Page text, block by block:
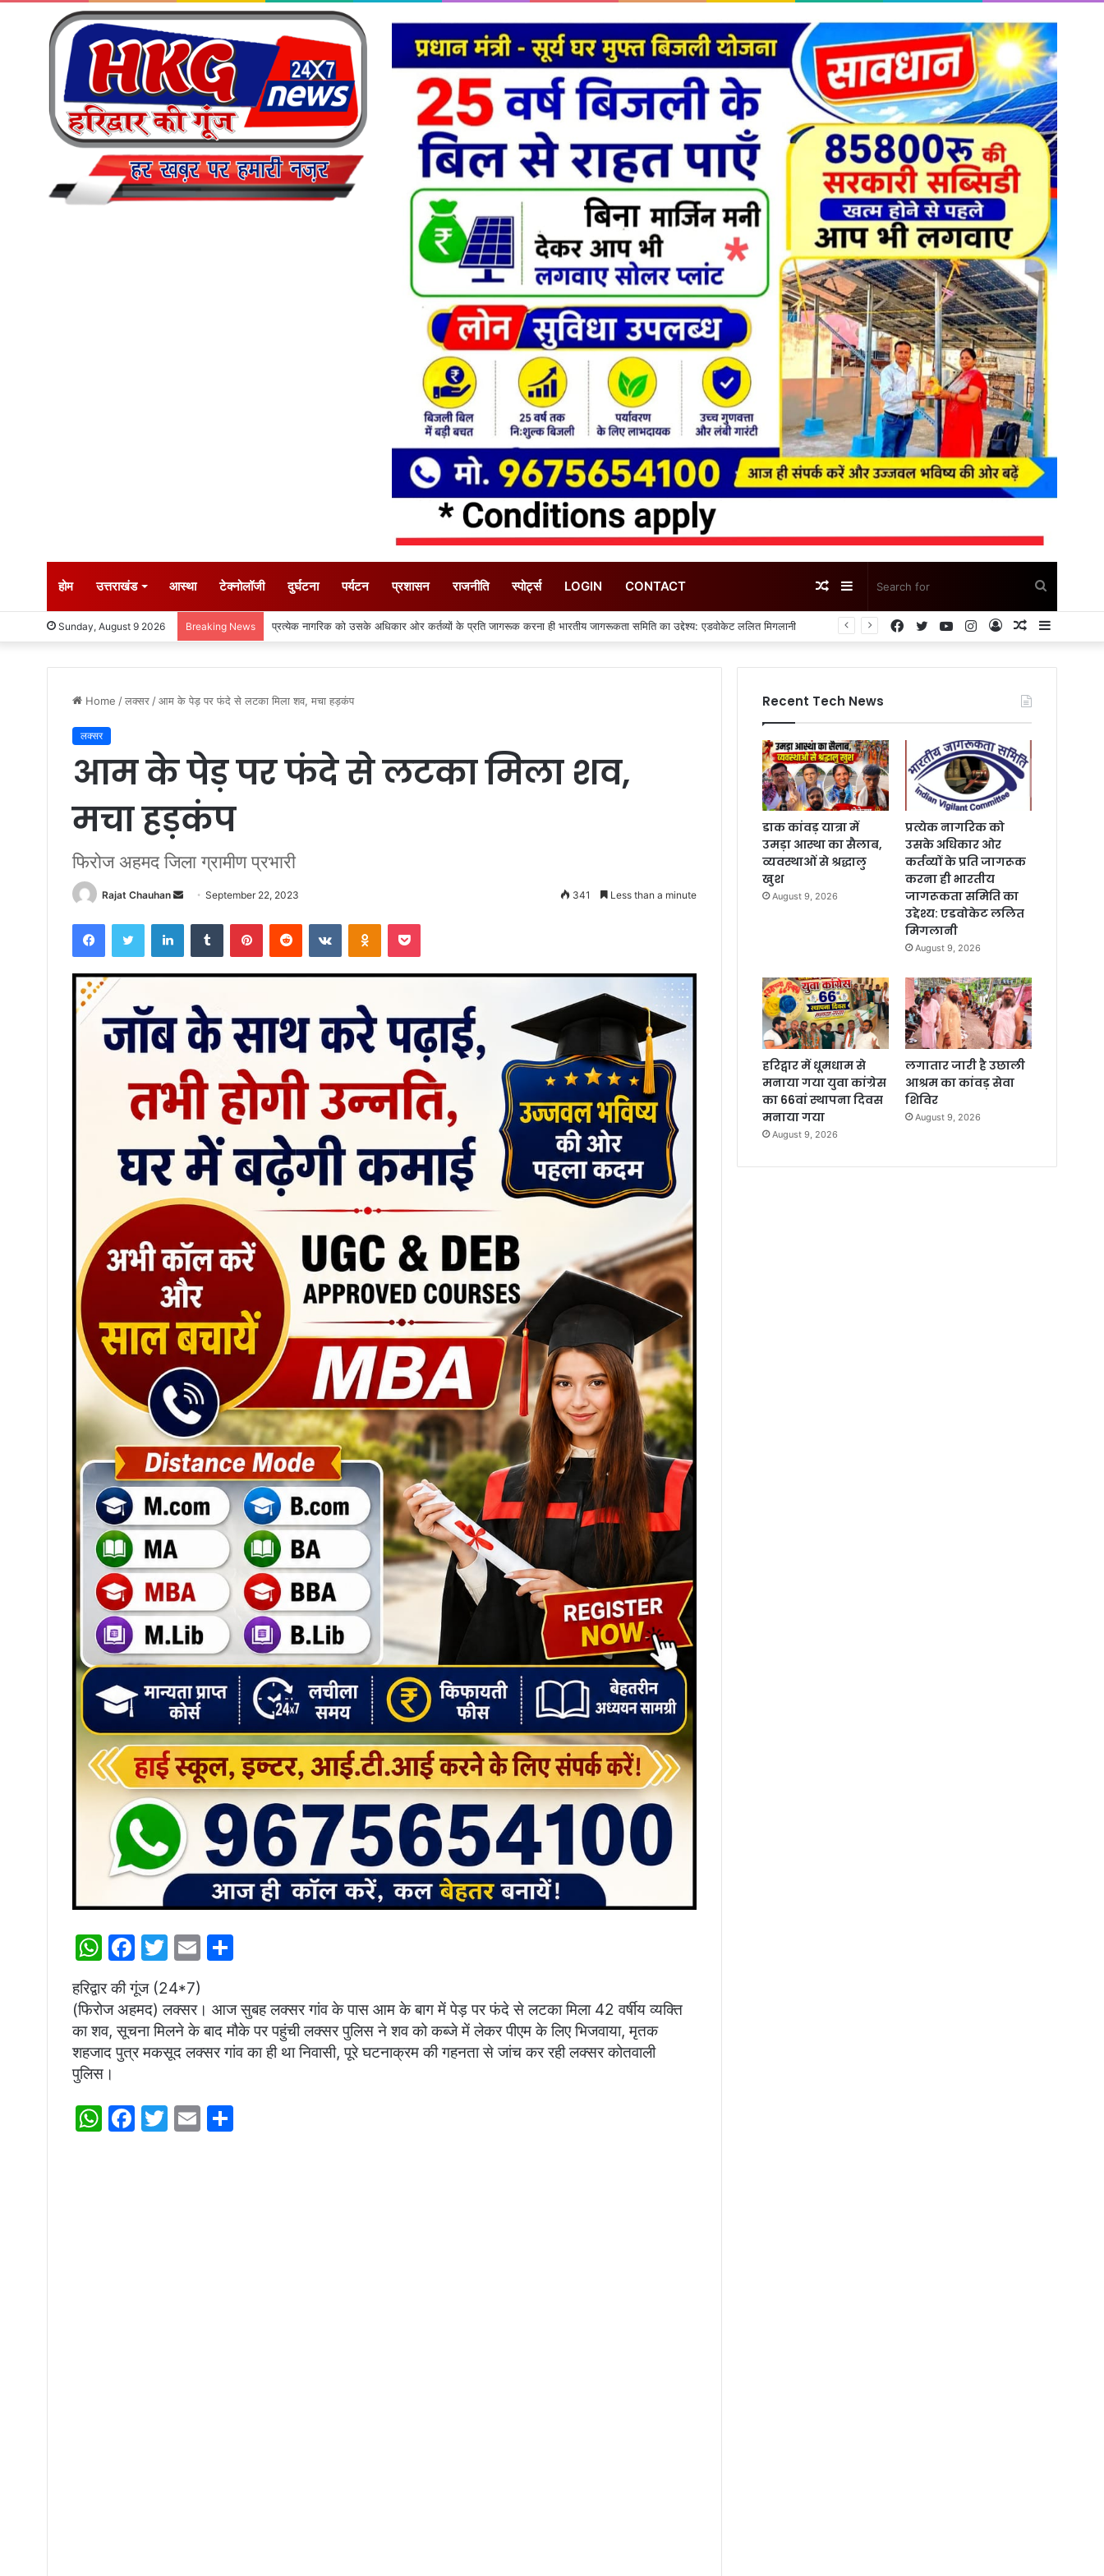
होम उत्तराखंड आस्था टेक्नोलॉजी दुर्घटना पर्यटन प्रशासन राजनीति स्पोर्ट्स LOGIN CONTACT
for
Sidebar
Random
Article
Sunday, August 9 2026 Breaking News हरिद्वार में धूमधाम से मनाया गया युवा कांग्रेस का 66वां स्थापना दिवस मनाया गया Sidebar
Random
Log
Instagram
YouTube
Twitter
Facebook
Home /लक्सर /आम के पेड़ पर फंदे से लटका मिला शव, मचा हड़कंप
लक्सर
आम के पेड़ पर फंदे से लटका मिला शव,
मचा हड़कंप
फिरोज अहमद जिला ग्रामीण प्रभारी
Rajat Chauhan
Send
email
September 22, 2023 341 Less than a minute
FacebookTwitter LinkedInTumblr PinterestReddit VKontakteOdnoklassniki
Pocket
W
at
s
A
p
p
F
a
c
e
b
o
k
T
itt
er
E
ai
l
ar
e
हरिद्वार की गूंज (24*7)
(फिरोज अहमद) लक्सर। आज सुबह लक्सर गांव के पास आम के बाग में पेड़ पर फंदे से लटका मिला 42 वर्षीय व्यक्ति
का शव, सूचना मिलने के बाद मौके पर पहुंची लक्सर पुलिस ने शव को कब्जे में लेकर पीएम के लिए भिजवाया, मृतक
शहजाद पुत्र मकसूद लक्सर गांव का ही था निवासी, पूरे घटनाक्रम की गहनता से जांच कर रही लक्सर कोतवाली
पुलिस।
W F
T
E
Recent Tech News
डाक कांवड़ यात्रा में
उमड़ा आस्था का सैलाब,
व्यवस्थाओं से श्रद्धालु
खुश
August 9, 2026
प्रत्येक नागरिक को
उसके अधिकार ओर
कर्तव्यों के प्रति जागरूक
करना ही भारतीय
जागरूकता समिति का
उद्देश्य: एडवोकेट ललित
मिगलानी
August 9, 2026
हरिद्वार में धूमधाम से
मनाया गया युवा कांग्रेस
का 66वां स्थापना दिवस
मनाया गया
August 9, 2026
लगातार जारी है उछाली
आश्रम का कांवड़ सेवा
शिविर
August 9, 2026